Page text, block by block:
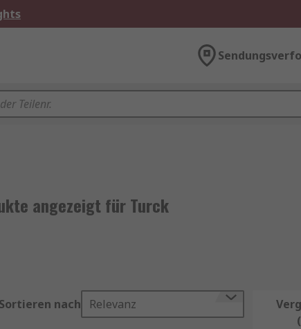
angezeigt für Turck
Sortieren nach Relevanz